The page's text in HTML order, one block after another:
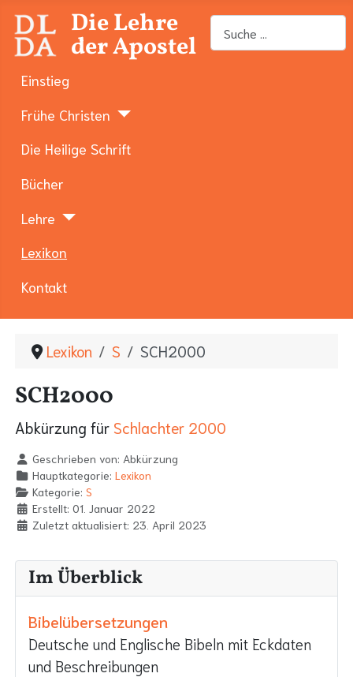
Die Lehre
der Apostel
Suchen
Einstieg
Frühe Christen
Die Heilige Schrift
Bücher
Lehre
Lexikon
Kontakt
Lexikon S SCH2000
SCH2000
Abkürzung für Schlachter 2000
Geschrieben von: Abkürzung
Hauptkategorie: Lexikon
Kategorie: S
Erstellt: 01. Januar 2022
Zuletzt aktualisiert: 23. April 2023
Im Überblick
Bibelübersetzungen
Deutsche und Englische Bibeln mit Eckdaten
und Beschreibungen